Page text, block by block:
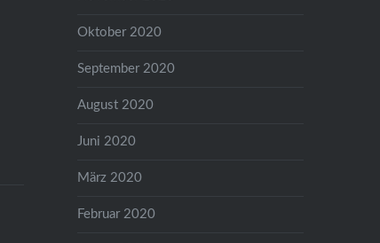
Oktober 2020
September 2020
August 2020
Juni 2020
März 2020
Februar 2020